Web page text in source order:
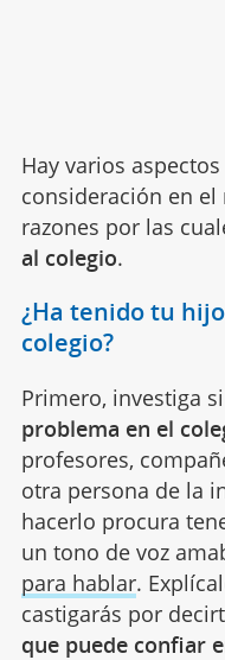
Hay varios
consideración en
razones por las
al colegio.
¿Ha tenido tu
colegio?
Primero, investiga
problema en el
profesores,
otra persona de la
hacerlo procura
un tono de voz
para hablar.
castigarás por
que puede confiar